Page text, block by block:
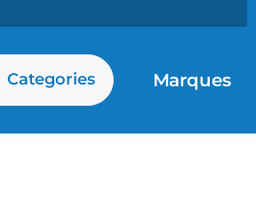
Categories Marques